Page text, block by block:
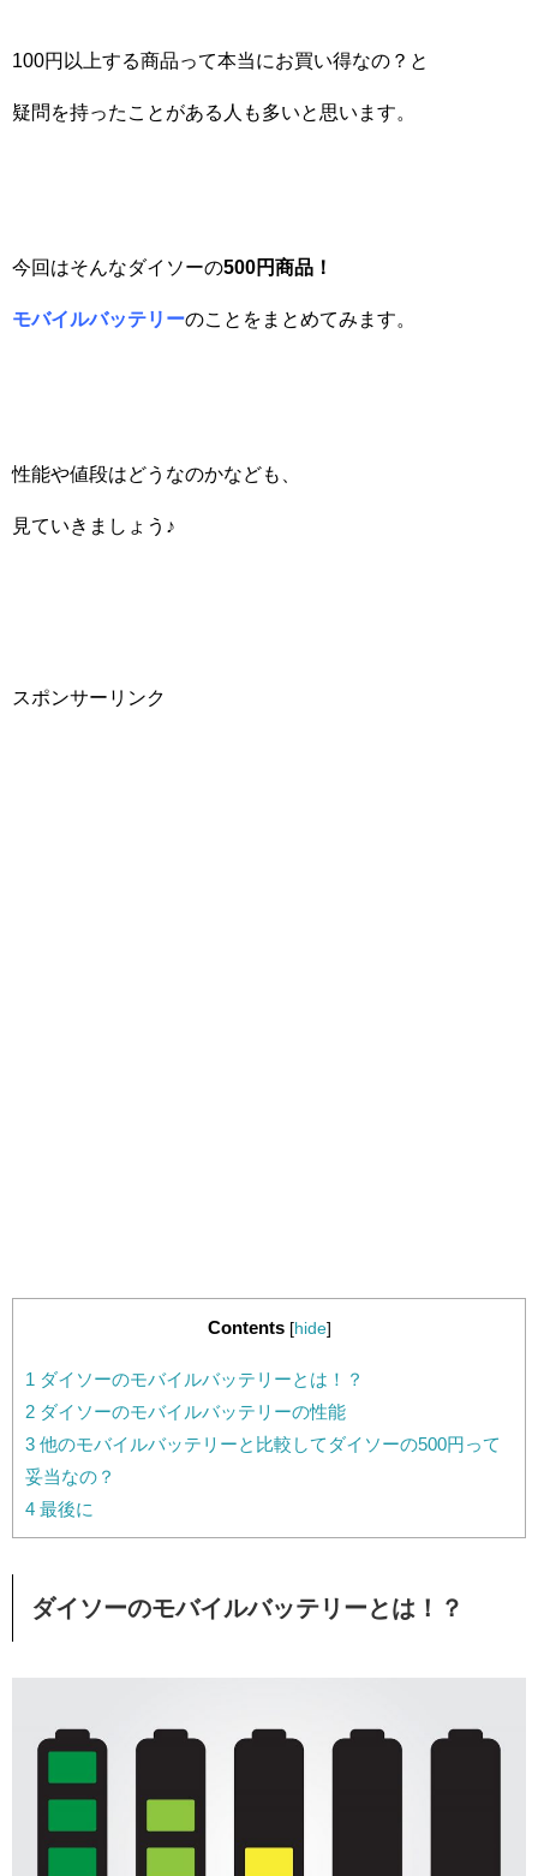
100円以上する商品って本当にお買い得なの？と
疑問を持ったことがある人も多いと思います。
今回はそんなダイソーの500円商品！
モバイルバッテリーのことをまとめてみます。
性能や値段はどうなのかなども、
見ていきましょう♪
スポンサーリンク
Contents [hide]
1 ダイソーのモバイルバッテリーとは！？
2 ダイソーのモバイルバッテリーの性能
3 他のモバイルバッテリーと比較してダイソーの500円って
妥当なの？
4 最後に
ダイソーのモバイルバッテリーとは！？